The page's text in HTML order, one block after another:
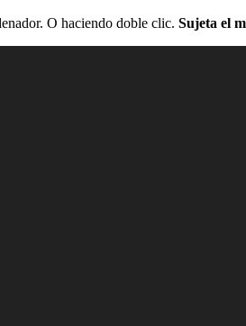
O haciendo doble clic. Sujeta el